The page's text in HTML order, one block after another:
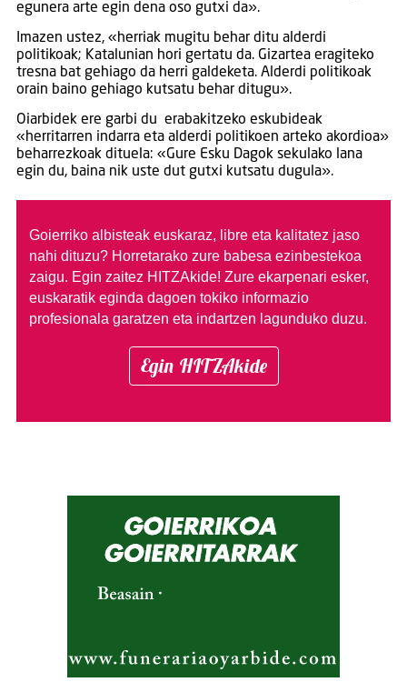
egunera arte egin dena oso gutxi da».
Imazen ustez, «herriak mugitu behar ditu alderdi
politikoak; Katalunian hori gertatu da. Gizartea eragiteko
tresna bat gehiago da herri galdeketa. Alderdi politikoak
orain baino gehiago kutsatu behar ditugu».
Oiarbidek ere garbi du erabakitzeko eskubideak
«herritarren indarra eta alderdi politikoen arteko akordioa»
beharrezkoak dituela: «Gure Esku Dagok sekulako lana
egin du, baina nik uste dut gutxi kutsatu dugula».
Goierriko albisteak euskaraz, libre eta kalitatez jaso
nahi dituzu? Horretarako zure babesa ezinbestekoa
zaigu. Egin zaitez HITZAkide! Zure ekarpenari esker,
euskaratik eginda dagoen tokiko informazio
profesionala garatzen eta indartzen lagunduko duzu.
Egin HITZAkide